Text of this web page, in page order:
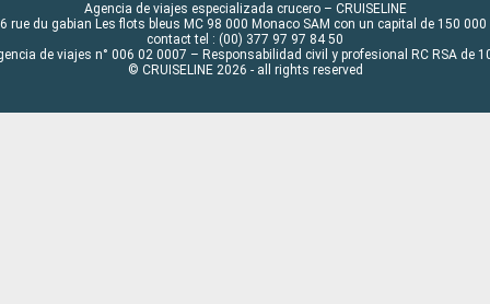
Agencia de viajes especializada crucero – CRUISELINE
rue du gabian Les flots bleus MC 98 000 Monaco SAM con un capital de 150 000
contact tel : (00) 377 97 97 84 50
de viajes n° 006 02 0007 – Responsabilidad civil y profesional RC RSA de
© CRUISELINE 2026 - all rights reserved